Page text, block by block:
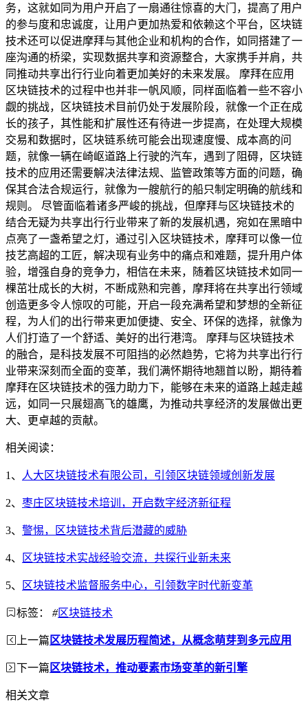
务，这就如同为用户开启了一扇通往惊喜的大门，提高了用户
的参与度和忠诚度，让用户更加热爱和依赖这个平台，区块链
技术还可以促进摩拜与其他企业和机构的合作，如同搭建了一
座沟通的桥梁，实现数据共享和资源整合，大家携手并肩，共
同推动共享出行行业向着更加美好的未来发展。 摩拜在应用
区块链技术的过程中也并非一帆风顺，同样面临着一些不容小
觑的挑战，区块链技术目前仍处于发展阶段，就像一个正在成
长的孩子，其性能和扩展性还有待进一步提高，在处理大规模
交易和数据时，区块链系统可能会出现速度慢、成本高的问
题，就像一辆在崎岖道路上行驶的汽车，遇到了阻碍，区块链
技术的应用还需要解决法律法规、监管政策等方面的问题，确
保其合法合规运行，就像为一艘航行的船只制定明确的航线和
规则。 尽管面临着诸多严峻的挑战，但摩拜与区块链技术的
结合无疑为共享出行行业带来了新的发展机遇，宛如在黑暗中
点亮了一盏希望之灯，通过引入区块链技术，摩拜可以像一位
技艺高超的工匠，解决现有业务中的痛点和难题，提升用户体
验，增强自身的竞争力，相信在未来，随着区块链技术如同一
棵茁壮成长的大树，不断成熟和完善，摩拜将在共享出行领域
创造更多令人惊叹的可能，开启一段充满希望和梦想的全新征
程，为人们的出行带来更加便捷、安全、环保的选择，就像为
人们打造了一个舒适、美好的出行港湾。 摩拜与区块链技术
的融合，是科技发展不可阻挡的必然趋势，它将为共享出行行
业带来深刻而全面的变革，我们满怀期待地翘首以盼，期待着
摩拜在区块链技术的强力助力下，能够在未来的道路上越走越
远，如同一只展翅高飞的雄鹰，为推动共享经济的发展做出更
大、更卓越的贡献。
相关阅读：
1、 人大区块链技术有限公司，引领区块链领域创新发展
2、 枣庄区块链技术培训，开启数字经济新征程
3、 警惕，区块链技术背后潜藏的威胁
4、 区块链技术实战经验交流，共探行业新未来
5、 区块链技术监督服务中心，引领数字时代新变革
标签： #区块链技术
上一篇 区块链技术发展历程简述，从概念萌芽到多元应用
下一篇 区块链技术，推动要素市场变革的新引擎
相关文章